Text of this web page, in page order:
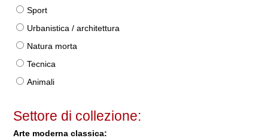
Sport
Urbanistica / architettura
Natura morta
Tecnica
Animali
Settore di collezione:
Arte moderna classica: